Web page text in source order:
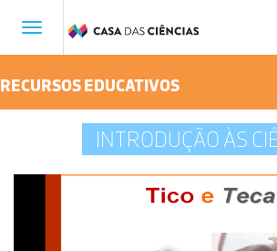
Toggle
RECURSOS EDUCATIVOS
INTRODUÇÃO ÀS